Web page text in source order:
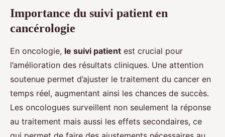
Importance du suivi patient en
cancérologie
En oncologie, le suivi patient est crucial pour
l’amélioration des résultats cliniques. Une attention
soutenue permet d’ajuster le traitement du cancer en
temps réel, augmentant ainsi les chances de succès.
Les oncologues surveillent non seulement la réponse
au traitement mais aussi les effets secondaires, ce